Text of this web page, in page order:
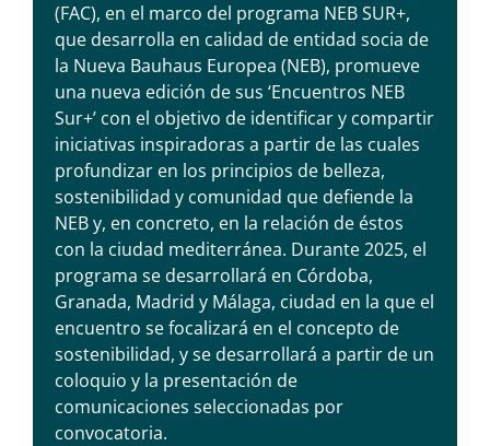
(FAC), en el marco del programa NEB SUR+,
que desarrolla en calidad de entidad socia de
la Nueva Bauhaus Europea (NEB), promueve
una nueva edición de sus ‘Encuentros NEB
Sur+’ con el objetivo de identificar y compartir
iniciativas inspiradoras a partir de las cuales
profundizar en los principios de belleza,
sostenibilidad y comunidad que defiende la
NEB y, en concreto, en la relación de éstos
con la ciudad mediterránea. Durante 2025, el
programa se desarrollará en Córdoba,
Granada, Madrid y Málaga, ciudad en la que el
encuentro se focalizará en el concepto de
sostenibilidad, y se desarrollará a partir de un
coloquio y la presentación de
comunicaciones seleccionadas por
convocatoria.